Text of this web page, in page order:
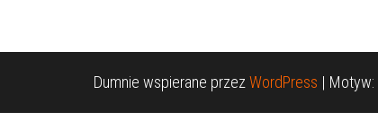
Dumnie wspierane przez WordPress | Motyw: